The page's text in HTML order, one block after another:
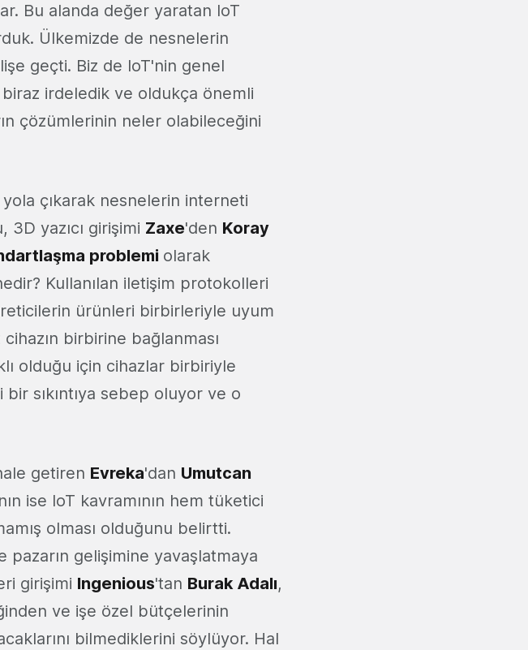
Bu alanda değer yaratan IoT
Ülkemizde de nesnelerin
geçti. Biz de IoT'nin genel
biraz irdeledik ve oldukça önemli
çözümlerinin neler olabileceğini
yola çıkarak nesnelerin interneti
yazıcı girişimi Zaxe'den Koray
problemi olarak
Kullanılan iletişim protokolleri
ürünleri birbirleriyle uyum
cihazın birbirine bağlanması
olduğu için cihazlar birbiriyle
bir sıkıntıya sebep oluyor ve o
getiren Evreka'dan Umutcan
ise IoT kavramının hem tüketici
olması olduğunu belirtti.
pazarın gelişimine yavaşlatmaya
girişimi Ingenious'tan Burak Adalı,
ve işe özel bütçelerinin
bilmediklerini söylüyor. Hal